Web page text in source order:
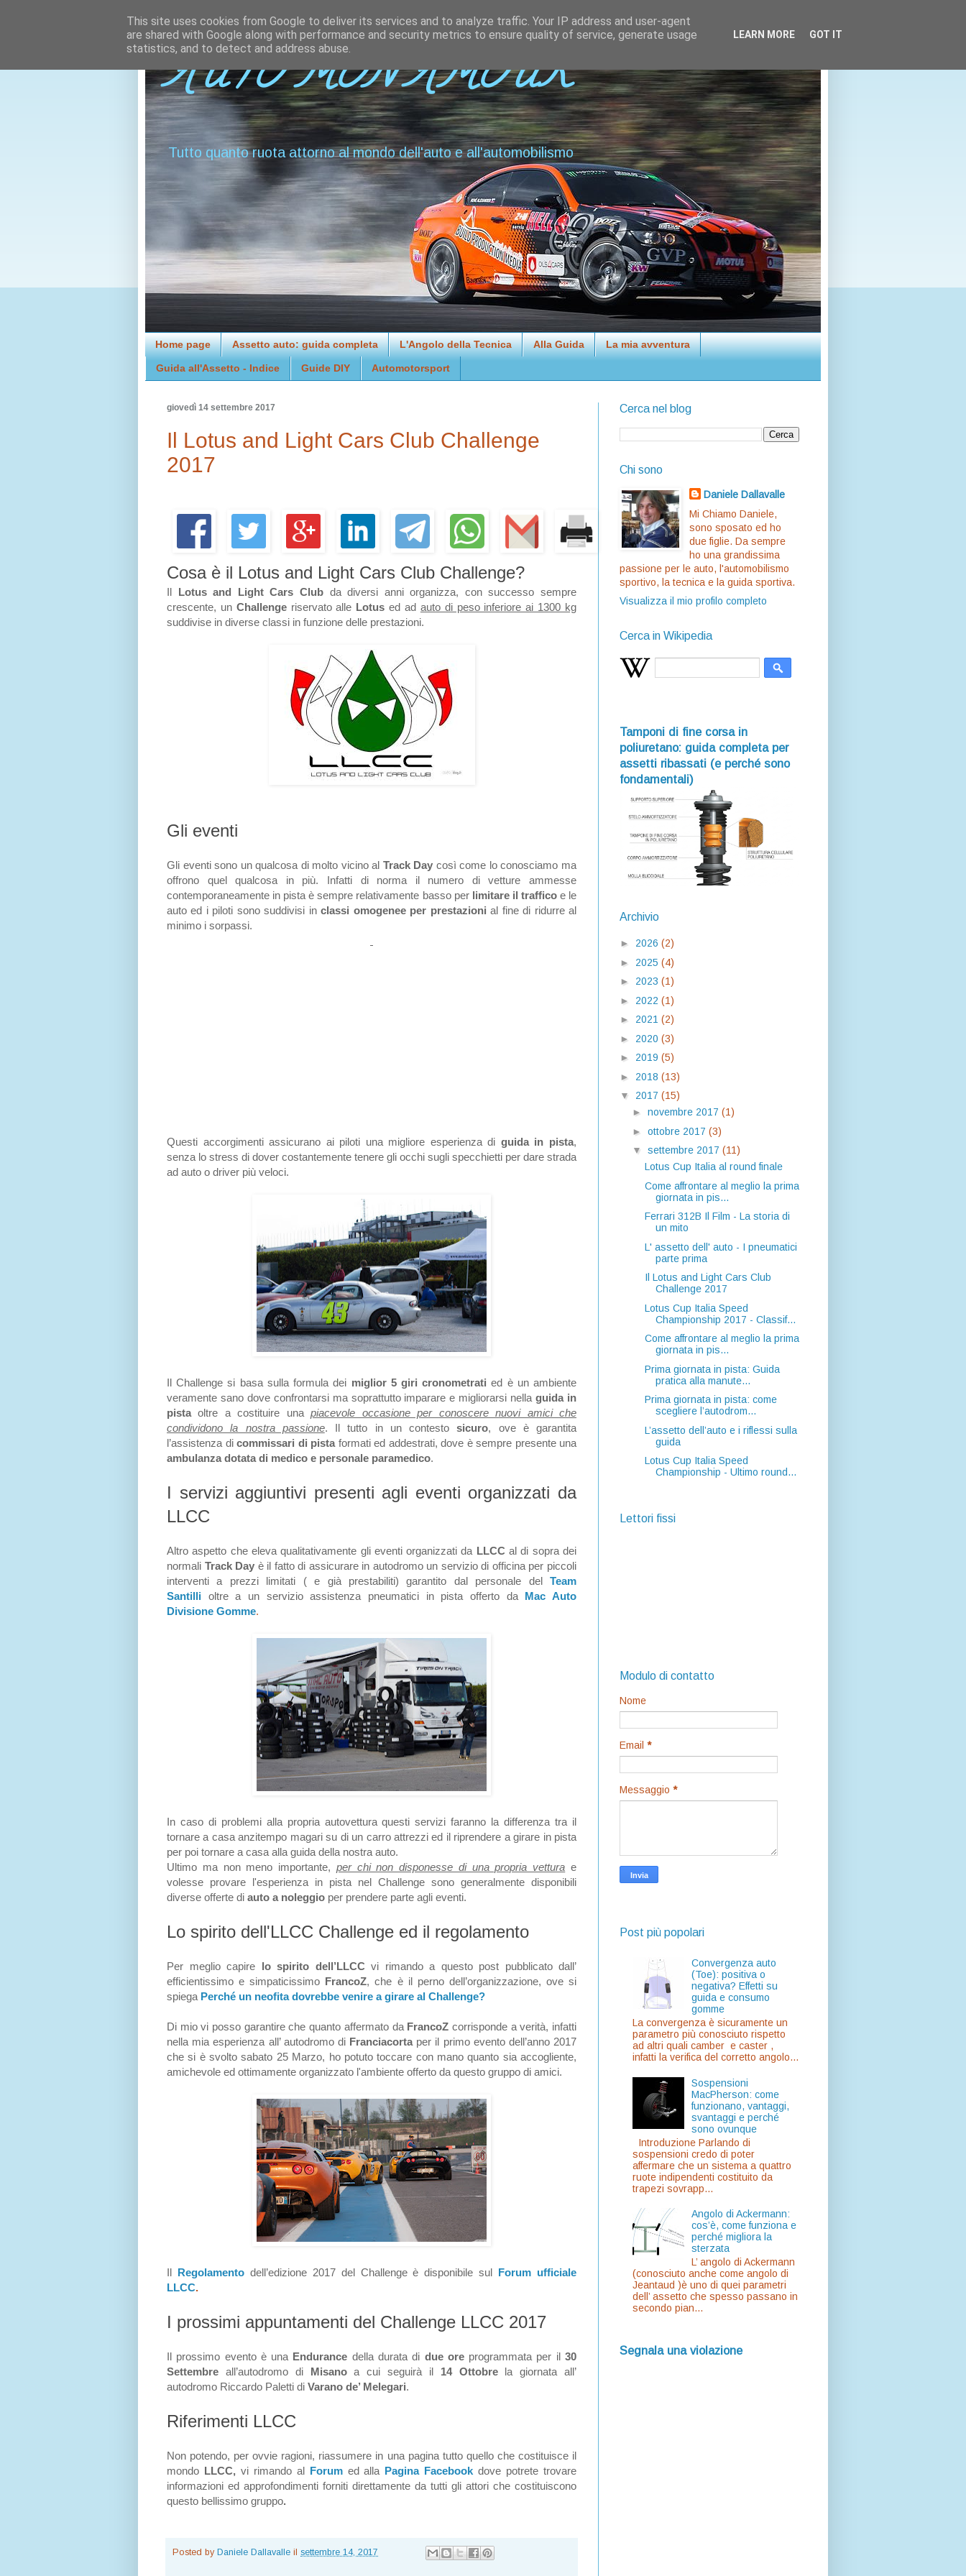
AUTO MON AMOUR
Tutto quanto ruota attorno al mondo dell'auto e all'automobilismo
Home page Assetto auto: guida completa L'Angolo della Tecnica Alla Guida La mia avventura
Guida all'Assetto - Indice Guide DIY Automotorsport
giovedì 14 settembre 2017
Il Lotus and Light Cars Club Challenge
2017
Cosa è il Lotus and Light Cars Club Challenge?
Il Lotus and Light Cars Clubda diversi anni organizza, con successo sempre
crescente, un Challengeriservato alle Lotus ed ad auto di peso inferiore ai 1300 kg
suddivise in diverse classi in funzione delle prestazioni.
Gli eventi
Gli eventi sono un qualcosa di molto vicino al Track Day così come lo conosciamo ma
offrono quel qualcosa in più. Infatti di norma il numero di vetture ammesse
contemporaneamente in pista è sempre relativamente basso per limitare il traffico e le
auto ed i piloti sono suddivisi inclassi omogenee per prestazionial fine di ridurre al
minimo i sorpassi.
Questi accorgimenti assicurano ai piloti una migliore esperienza di guida in pista,
senza lo stress di dover costantemente tenere gli occhi sugli specchietti per dare strada
ad auto o driver più veloci.
Il Challenge si basa sulla formula dei miglior 5 giri cronometrati ed è un ambiente
veramente sano dove confrontarsi ma soprattutto imparare e migliorarsi nellaguida in
pista oltre a costituire unapiacevole occasione per conoscere nuovi amici che
condividono la nostra passione. Il tutto in un contestosicuro, ove è garantita
l’assistenza di commissari di pista formati ed addestrati, dove è sempre presente una
ambulanza dotata di medico e personale paramedico.
I servizi aggiuntivi presenti agli eventi organizzati da
LLCC
Altro aspetto che eleva qualitativamente gli eventi organizzati da LLCC al di sopra dei
normali Track Day è il fatto di assicurare in autodromo un servizio di officina per piccoli
interventi a prezzi limitati ( e già prestabiliti) garantito dal personale del
Team
Santilli oltre a un servizio assistenza pneumatici in pista offerto da
Mac Auto
Divisione Gomme.
In caso di problemi alla propria autovettura questi servizi faranno la differenza tra il
tornare a casa anzitempo magari su di un carro attrezzi ed il riprendere a girare in pista
per poi tornare a casa alla guida della nostra auto.
Ultimo ma non meno importante, per chi non disponesse di una propria vettura e
volesse provare l'esperienza in pista nel Challenge sono generalmente disponibili
diverse offerte di auto a noleggio per prendere parte agli eventi.
Lo spirito dell'LLCC Challenge ed il regolamento
Per meglio capire lo spirito dell’LLCC vi rimando a questo post pubblicato dall’
efficientissimo e simpaticissimo FrancoZ, che è il perno dell’organizzazione, ove si
spiega Perché un neofita dovrebbe venire a girare al Challenge?
Di mio vi posso garantire che quanto affermato da FrancoZ corrisponde a verità, infatti
nella mia esperienza all’ autodromo di Franciacorta per il primo evento dell’anno 2017
che si è svolto sabato 25 Marzo, ho potuto toccare con mano quanto sia accogliente,
amichevole ed ottimamente organizzato l'ambiente offerto da questo gruppo di amici.
Il Regolamento dell’edizione 2017 del Challenge è disponibile sul Forum ufficiale
LLCC.
I prossimi appuntamenti del Challenge LLCC 2017
Il prossimo evento è una Endurance della durata di due oreprogrammata per il30
Settembre all’autodromo diMisanoa cui seguirà il 14 Ottobre la giornata all’
autodromo Riccardo Paletti di Varano de’ Melegari.
Riferimenti LLCC
Non potendo, per ovvie ragioni, riassumere in una pagina tutto quello che costituisce il
mondo LLCC, vi rimando al Forum ed alla Pagina Facebook dove potrete trovare
informazioni ed approfondimenti forniti direttamente da tutti gli attori che costituiscono
questo bellissimo gruppo.
Posted by Daniele Dallavalle il settembre 14, 2017
Cerca nel blog
Chi sono
Daniele Dallavalle
Mi Chiamo Daniele,
sono sposato ed ho
due figlie. Da sempre
ho una grandissima
passione per le auto, l'automobilismo
sportivo, la tecnica e la guida sportiva.
Visualizza il mio profilo completo
Cerca in Wikipedia
Tamponi di fine corsa in
poliuretano: guida completa per
assetti ribassati (e perché sono
fondamentali)
Archivio
► 2026 (2)
► 2025 (4)
► 2023 (1)
► 2022 (1)
► 2021 (2)
► 2020 (3)
► 2019 (5)
► 2018 (13)
▼ 2017 (15)
► novembre 2017 (1)
► ottobre 2017 (3)
▼ settembre 2017 (11)
Lotus Cup Italia al round finale
Come affrontare al meglio la prima
giornata in pis...
Ferrari 312B Il Film - La storia di
un mito
L' assetto dell' auto - I pneumatici
parte prima
Il Lotus and Light Cars Club
Challenge 2017
Lotus Cup Italia Speed
Championship 2017 - Classif...
Come affrontare al meglio la prima
giornata in pis...
Prima giornata in pista: Guida
pratica alla manute...
Prima giornata in pista: come
scegliere l’autodrom...
L’assetto dell’auto e i riflessi sulla
guida
Lotus Cup Italia Speed
Championship - Ultimo round...
Lettori fissi
Modulo di contatto
Nome
Email *
Messaggio *
Post più popolari
Convergenza auto
(Toe): positiva o
negativa? Effetti su
guida e consumo
gomme
La convergenza è sicuramente un
parametro più conosciuto rispetto
ad altri quali camber e caster ,
infatti la verifica del corretto angolo...
Sospensioni
MacPherson: come
funzionano, vantaggi,
svantaggi e perché
sono ovunque
Introduzione Parlando di
sospensioni credo di poter
affermare che un sistema a quattro
ruote indipendenti costituito da
trapezi sovrapp...
Angolo di Ackermann:
cos’è, come funziona e
perché migliora la
sterzata
L’ angolo di Ackermann
(conosciuto anche come angolo di
Jeantaud )è uno di quei parametri
dell’ assetto che spesso passano in
secondo pian...
Segnala una violazione
This site uses cookies from Google to deliver its services and to analyze traffic. Your IP address and user-agent
are shared with Google along with performance and security metrics to ensure quality of service, generate usage
statistics, and to detect and address abuse.
LEARN MORE GOT IT